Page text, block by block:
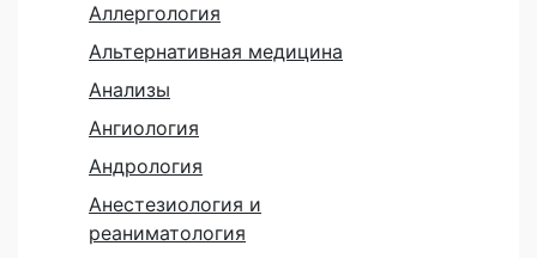
Аллергология
Альтернативная медицина
Анализы
Ангиология
Андрология
Анестезиология и
реаниматология